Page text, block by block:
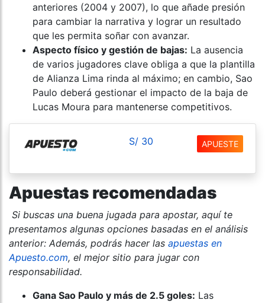
anteriores (2004 y 2007), lo que añade presión
para cambiar la narrativa y lograr un resultado
que les permita soñar con avanzar.
Aspecto físico y gestión de bajas: La ausencia
de varios jugadores clave obliga a que la plantilla
de Alianza Lima rinda al máximo; en cambio, Sao
Paulo deberá gestionar el impacto de la baja de
Lucas Moura para mantenerse competitivos.
S/ 30 APUESTE
Apuestas recomendadas
Si buscas una buena jugada para apostar, aquí te
presentamos algunas opciones basadas en el análisis
anterior: Además, podrás hacer las apuestas en
Apuesto.com, el mejor sitio para jugar con
responsabilidad.
Gana Sao Paulo y más de 2.5 goles: Las